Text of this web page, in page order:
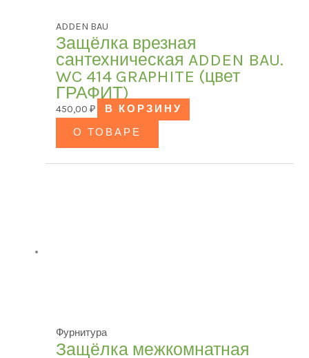
ADDEN BAU
Защёлка врезная
сантехническая ADDEN BAU.
WC 414 GRAPHITE (цвет
ГРАФИТ)
450,00 ₽
В КОРЗИНУ
О ТОВАРЕ
Фурнитура
Защёлка межкомнатная